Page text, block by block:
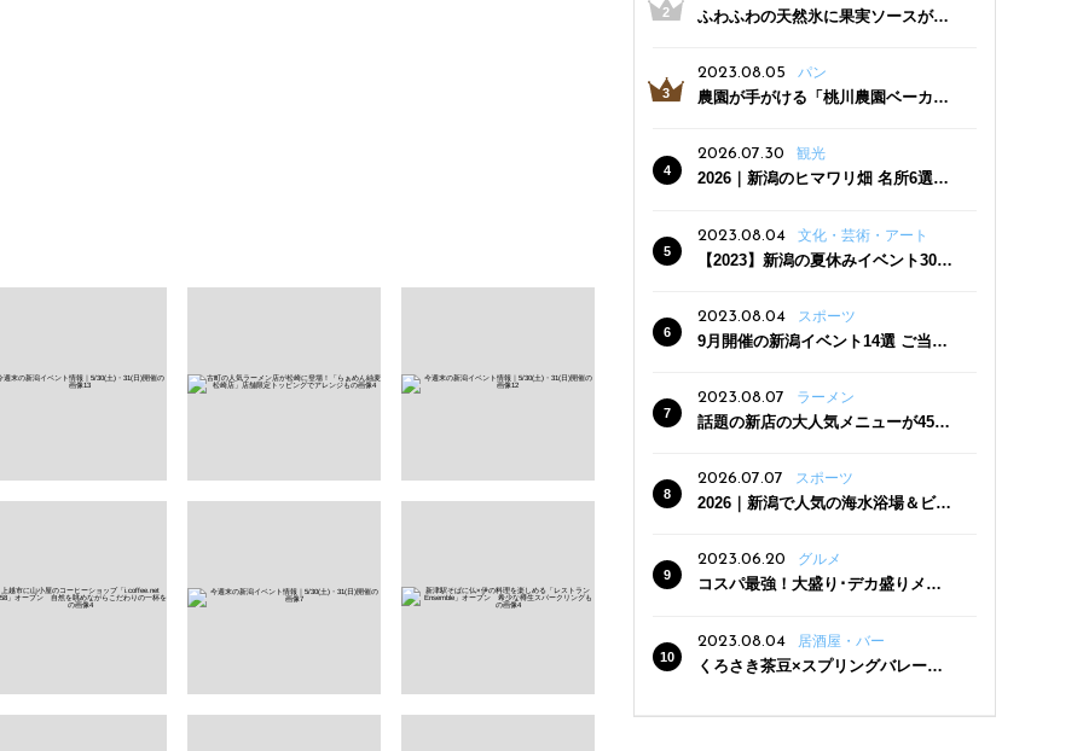
ふわふわの天然氷に果実ソースがた
三条駅近くにオープン
2023.08.05 パン
農園が手がける「桃川農園ベーカリ
った焼きたてパンのほか、ジェラー
トやスムージーも
2026.07.30 観光
2026｜新潟のヒマワリ畑 名所6選
2023.08.04
文化・芸術・アート
【2023】新潟の夏休みイベント30
2023.08.04
スポーツ
9月開催の新潟イベント14選 ご当地
2023.08.07 ラーメン
話題の新店の大人気メニューが450
クーポン登場
2026.07.07 スポーツ
2026｜新潟で人気の海水浴場＆ビー
2023.06.20
グルメ
コスパ最強！大盛り･デカ盛りメニ
2023.08.04
居酒屋・バー
くろさき茶豆×スプリングバレー豊